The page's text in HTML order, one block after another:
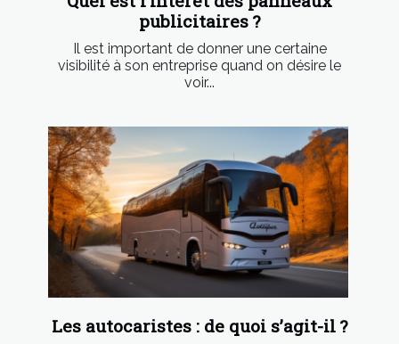
publicitaires ?
Il est important de donner une certaine
visibilité à son entreprise quand on désire le
voir...
Les autocaristes : de quoi s’agit-il ?